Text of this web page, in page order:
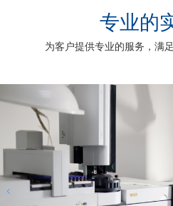
专业的
为客户提供专业的服务，满